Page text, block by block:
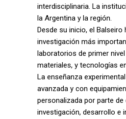
interdisciplinaria. La
la Argentina y la región.
Desde su inicio, el
investigación más
laboratorios de primer
materiales, y tecnologías
La enseñanza
avanzada y con
personalizada por parte
investigación, desarrollo e